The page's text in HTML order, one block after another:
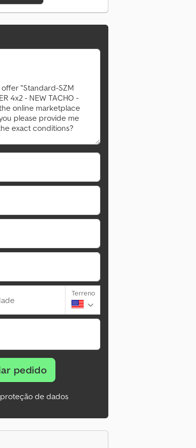
Terreno
pedido
de dados